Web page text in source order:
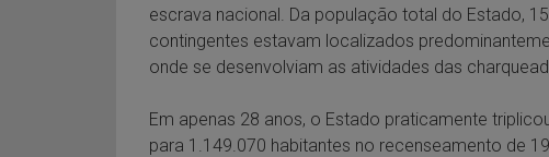
escrava nacional. Da população total do Estado,
contingentes estavam localizados
onde se desenvolviam as atividades das
Em apenas 28 anos, o Estado praticamente
para 1.149.070 habitantes no recenseamento de